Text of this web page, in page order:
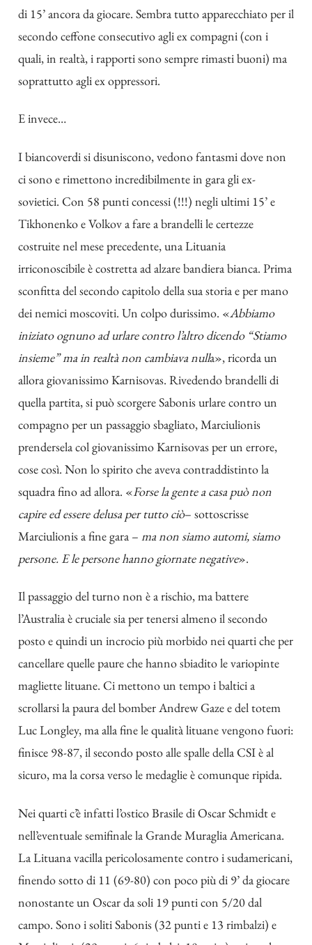
di 15’ ancora da giocare. Sembra tutto apparecchiato per il
secondo ceffone consecutivo agli ex compagni (con i
quali, in realtà, i rapporti sono sempre rimasti buoni) ma
soprattutto agli ex oppressori.
E invece…
I biancoverdi si disuniscono, vedono fantasmi dove non
ci sono e rimettono incredibilmente in gara gli ex-
sovietici. Con 58 punti concessi (!!!) negli ultimi 15’ e
Tikhonenko e Volkov a fare a brandelli le certezze
costruite nel mese precedente, una Lituania
irriconoscibile è costretta ad alzare bandiera bianca. Prima
sconfitta del secondo capitolo della sua storia e per mano
dei nemici moscoviti. Un colpo durissimo. «Abbiamo
iniziato ognuno ad urlare contro l’altro dicendo “Stiamo
insieme” ma in realtà non cambiava nulla», ricorda un
allora giovanissimo Karnisovas. Rivedendo brandelli di
quella partita, si può scorgere Sabonis urlare contro un
compagno per un passaggio sbagliato, Marciulionis
prendersela col giovanissimo Karnisovas per un errore,
cose così. Non lo spirito che aveva contraddistinto la
squadra fino ad allora. «Forse la gente a casa può non
capire ed essere delusa per tutto ciò– sottoscrisse
Marciulionis a fine gara – ma non siamo automi, siamo
persone. E le persone hanno giornate negative».
Il passaggio del turno non è a rischio, ma battere
l’Australia è cruciale sia per tenersi almeno il secondo
posto e quindi un incrocio più morbido nei quarti che per
cancellare quelle paure che hanno sbiadito le variopinte
magliette lituane. Ci mettono un tempo i baltici a
scrollarsi la paura del bomber Andrew Gaze e del totem
Luc Longley, ma alla fine le qualità lituane vengono fuori:
finisce 98-87, il secondo posto alle spalle della CSI è al
sicuro, ma la corsa verso le medaglie è comunque ripida.
Nei quarti c’è infatti l’ostico Brasile di Oscar Schmidt e
nell’eventuale semifinale la Grande Muraglia Americana.
La Lituana vacilla pericolosamente contro i sudamericani,
finendo sotto di 11 (69-80) con poco più di 9’ da giocare
nonostante un Oscar da soli 19 punti con 5/20 dal
campo. Sono i soliti Sabonis (32 punti e 13 rimbalzi) e